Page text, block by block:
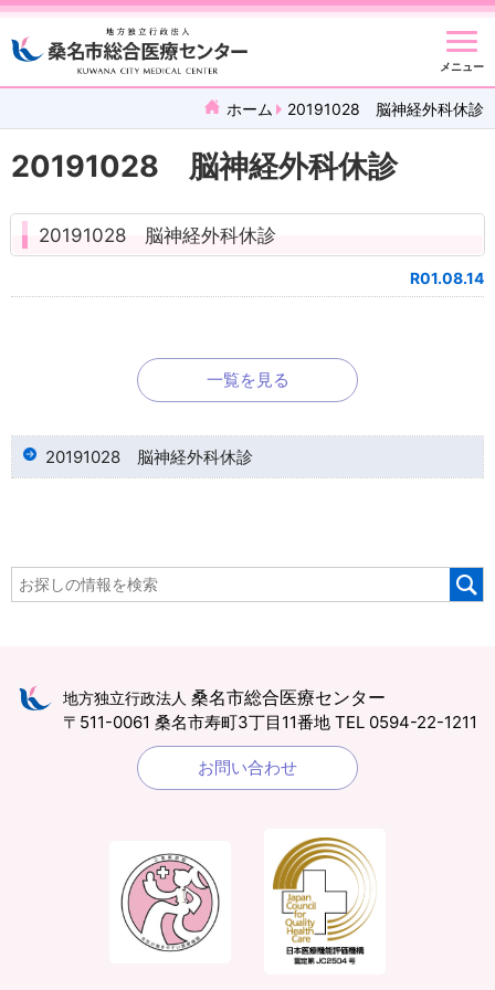
メニュー
ホーム 20191028 脳神経外科休診
20191028 脳神経外科休診
20191028 脳神経外科休診
R01.08.14
一覧を見る
20191028 脳神経外科休診
地方独立行政法人 桑名市総合医療センター
〒511-0061 桑名市寿町3丁目11番地 TEL 0594-22-1211
お問い合わせ